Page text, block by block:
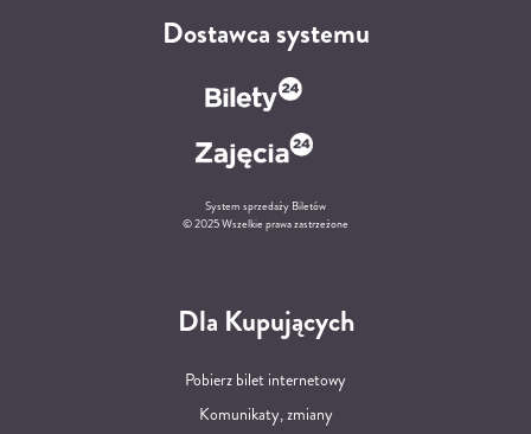
Dostawca systemu
System sprzedaży Biletów
© 2025 Wszelkie prawa zastrzeżone
Dla Kupujących
Pobierz bilet internetowy
Komunikaty, zmiany